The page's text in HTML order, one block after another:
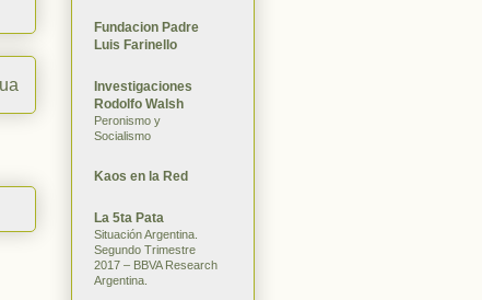
Fundacion Padre
Luis Farinello
Investigaciones
Rodolfo Walsh
Peronismo y
Socialismo
Kaos en la Red
La 5ta Pata
Situación Argentina.
Segundo Trimestre
2017 – BBVA Research
Argentina.